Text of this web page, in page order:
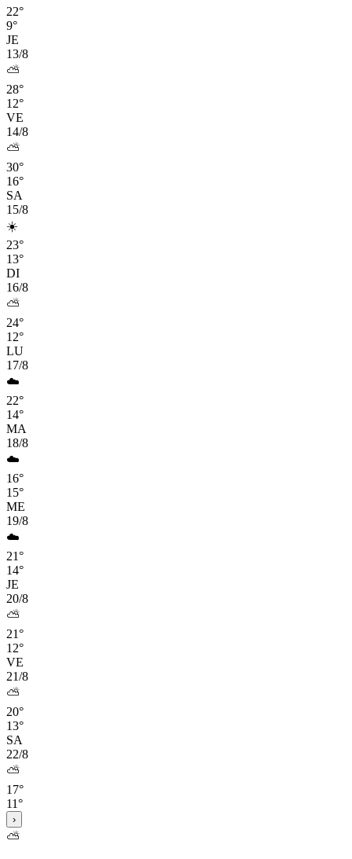
22°
9°
JE
13/8
⛅
28°
12°
VE
14/8
⛅
30°
16°
SA
15/8
☀️
23°
13°
DI
16/8
⛅
24°
12°
LU
17/8
☁️
22°
14°
MA
18/8
☁️
16°
15°
ME
19/8
☁️
21°
14°
JE
20/8
⛅
21°
12°
VE
21/8
⛅
20°
13°
SA
22/8
⛅
17°
11°
›
⛅